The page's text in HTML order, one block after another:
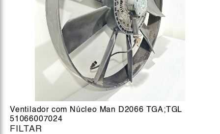
FILTAR
Ventilador com Núcleo Man D2066 TGA;TGL
51066007024